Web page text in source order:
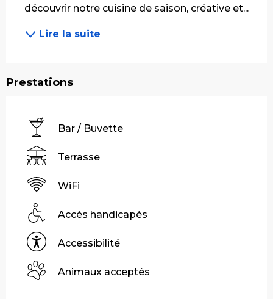
découvrir notre cuisine de saison, créative et...
Lire la suite
Prestations
Bar / Buvette
Terrasse
WiFi
Accès handicapés
Accessibilité
Animaux acceptés